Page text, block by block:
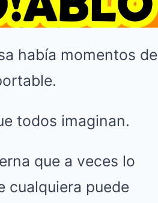
había momentos de
todos imaginan.
que a veces lo
cualquiera puede